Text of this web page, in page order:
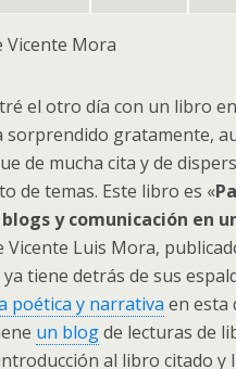
el otro día con un libro
sorprendido gratamente,
de mucha cita y de
de temas. Este libro es «
y comunicación en
Vicente Luis Mora,
ya tiene detrás de sus
poética y narrativa en esta
un blogde lecturas de
al libro citado y